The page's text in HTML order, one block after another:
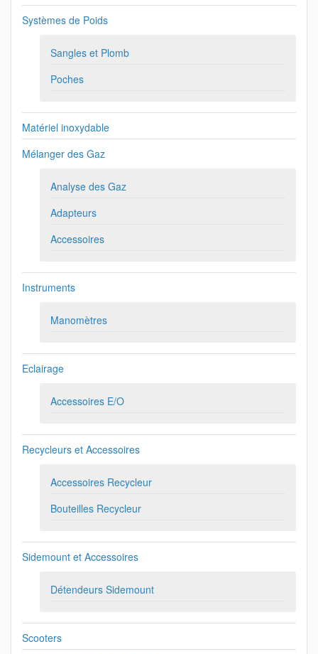
Systèmes de Poids
Sangles et Plomb
Poches
Matériel inoxydable
Mélanger des Gaz
Analyse des Gaz
Adapteurs
Accessoires
Instruments
Manomètres
Eclairage
Accessoires E/O
Recycleurs et Accessoires
Accessoires Recycleur
Bouteilles Recycleur
Sidemount et Accessoires
Détendeurs Sidemount
Scooters